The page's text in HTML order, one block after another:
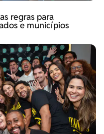
regras para
e municípios